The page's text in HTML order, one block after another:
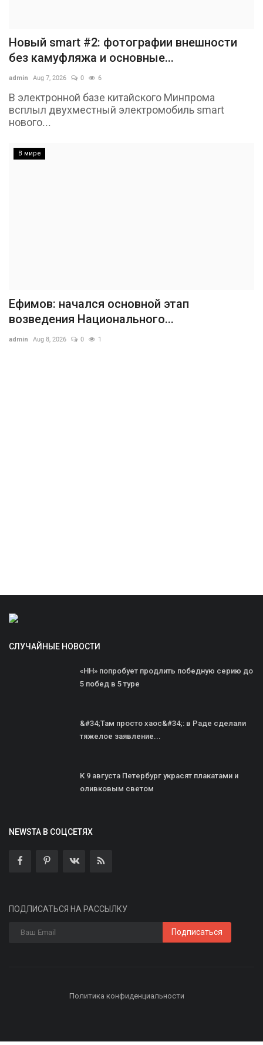
Новый smart #2: фотографии внешности
без камуфляжа и основные...
admin Aug 7, 2026 0 6
В электронной базе китайского Минпрома
всплыл двухместный электромобиль smart
нового...
В мире
Ефимов: начался основной этап
возведения Национального...
admin Aug 8, 2026 0 1
СЛУЧАЙНЫЕ НОВОСТИ
«НН» попробует продлить победную серию до
5 побед в 5 туре
&#34;Там просто хаос&#34;: в Раде сделали
тяжелое заявление...
К 9 августа Петербург украсят плакатами и
оливковым светом
NEWSTA В СОЦСЕТЯХ
ПОДПИСАТЬСЯ НА РАССЫЛКУ
Подписаться
Политика конфиденциальности